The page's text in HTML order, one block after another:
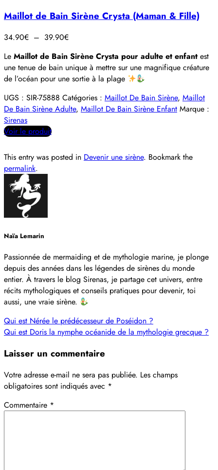
Maillot de Bain Sirène Crysta (Maman & Fille)
34.90€ – 39.90€Plage
prix :
34.90€
à
39.90€
Le Maillot de Bain Sirène Crysta pour adulte et enfant est
une tenue de bain unique à mettre sur une magnifique créature
de l’océan pour une sortie à la plage
UGS : SIR-75888 Catégories : Maillot De Bain Sirène, Maillot
De Bain Sirène Adulte, Maillot De Bain Sirène Enfant Marque :
Sirenas
Voir le produit
This entry was posted in Devenir une sirène. Bookmark the
permalink.
Naïa Lemarin
Passionnée de mermaiding et de mythologie marine, je plonge
depuis des années dans les légendes de sirènes du monde
entier. À travers le blog Sirenas, je partage cet univers, entre
récits mythologiques et conseils pratiques pour devenir, toi
aussi, une vraie sirène.
Qui est Nérée le prédécesseur de Poséidon ?
Qui est Doris la nymphe océanide de la mythologie grecque ?
Laisser un commentaire
Votre adresse e-mail ne sera pas publiée. Les champs
obligatoires sont indiqués avec *
Commentaire *